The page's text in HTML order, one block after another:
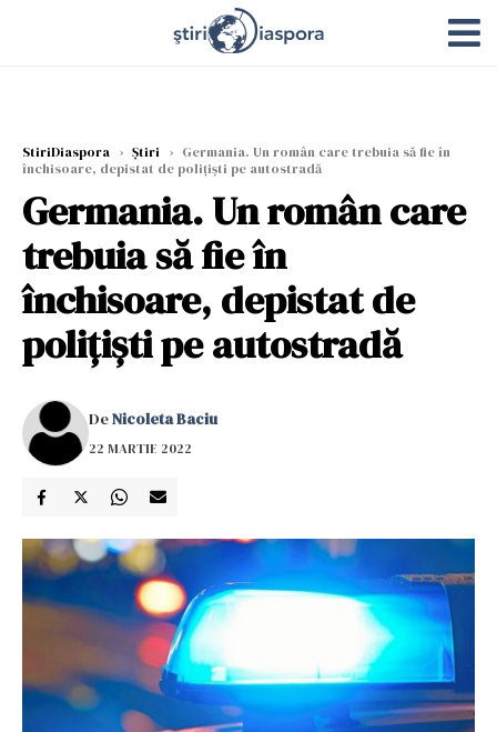
StiriDiaspora › Știri › Germania. Un român care trebuia să fie în
închisoare, depistat de polițiști pe autostradă
Germania. Un român care
trebuia să fie în
închisoare, depistat de
polițiști pe autostradă
DeNicoleta Baciu
22 MARTIE 2022